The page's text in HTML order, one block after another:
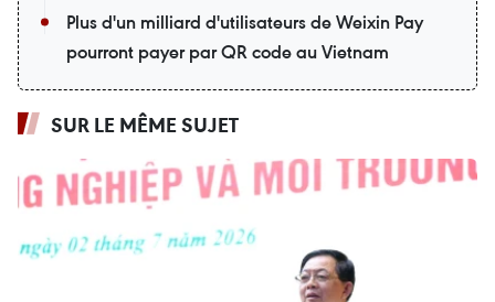
Plus d'un milliard d'utilisateurs de Weixin Pay
pourront payer par QR code au Vietnam
SUR LE MÊME SUJET